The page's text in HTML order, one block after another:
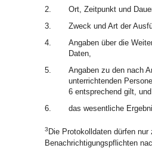
2.
Ort, Zeitpunkt und
3.
Zweck und Art der
4.
Angaben über die
Daten,
5.
Angaben zu den nach
unterrichtenden
6 entsprechend gilt, und
6.
das wesentliche
3 Die Protokolldaten dürfen nur
Benachrichtigungspflichten